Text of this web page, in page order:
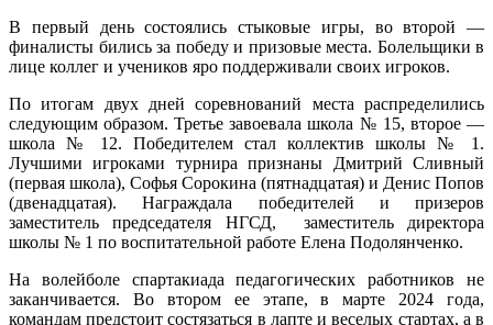
В первый день состоялись стыковые игры, во второй —
финалисты бились за победу и призовые места. Болельщики в
лице коллег и учеников яро поддерживали своих игроков.
По итогам двух дней соревнований места распределились
следующим образом. Третье завоевала школа № 15, второе —
школа № 12. Победителем стал коллектив школы № 1.
Лучшими игроками турнира признаны Дмитрий Сливный
(первая школа), Софья Сорокина (пятнадцатая) и Денис Попов
(двенадцатая). Награждала победителей и призеров
заместитель председателя НГСД, заместитель директора
школы № 1 по воспитательной работе Елена Подолянченко.
На волейболе спартакиада педагогических работников не
заканчивается. Во втором ее этапе, в марте 2024 года,
командам предстоит состязаться в лапте и веселых стартах, а в